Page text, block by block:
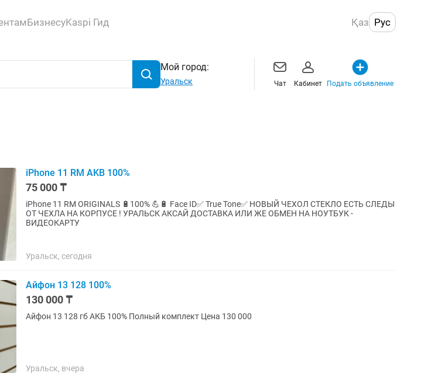
БизнесуKaspi Гид Қаз Рус
Мой город:
Уральск Чат Кабинет Подать объявление
iPhone 11 RM AKB 100%
75 000 ₸
iPhone 11 RM ORIGINALS 🔋100% 💪🔋 Face ID✅ True Tone✅ НОВЫЙ ЧЕХОЛ СТЕКЛО ЕСТЬ СЛЕДЫ
ОТ ЧЕХЛА НА КОРПУСЕ ! УРАЛЬСК АКСАЙ ДОСТАВКА ИЛИ ЖЕ ОБМЕН НА НОУТБУК -
ВИДЕОКАРТУ
Уральск, сегодня
Айфон 13 128 100%
130 000 ₸
Айфон 13 128 гб АКБ 100% Полный комплект Цена 130 000
Уральск, вчера